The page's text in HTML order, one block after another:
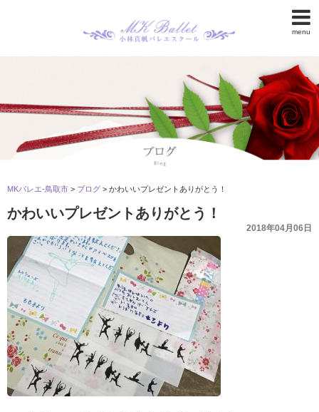
menu
MKバレエ-鳥取市 > ブログ > かわいいプレゼントありがとう！
かわいいプレゼントありがとう！
2018年04月06日